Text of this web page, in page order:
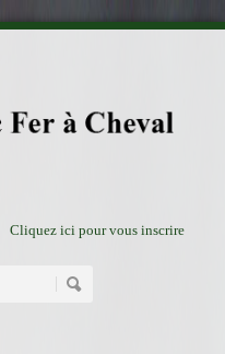
Cliquez ici pour vous inscrire